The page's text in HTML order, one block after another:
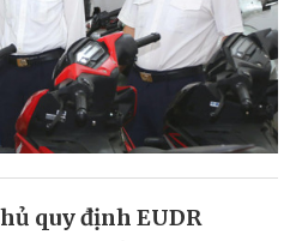
quy định EUDR